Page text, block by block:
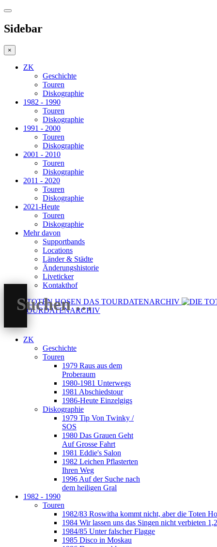
Sidebar
×
ZK
Geschichte
Touren
Diskographie
1982 - 1990
Touren
Diskographie
1991 - 2000
Touren
Diskographie
2001 - 2010
Touren
Diskographie
2011 - 2020
Touren
Diskographie
2021-Heute
Touren
Diskographie
Mehr davon
Supportbands
Locations
Länder & Städte
Änderungshistorie
Liveticker
Kontakthof
DAS TOURDATENARCHIV
ZK
Geschichte
Touren
1979 Raus aus dem
Proberaum
1980-1981 Unterwegs
1981 Abschiedstour
1986-Heute Einzelgigs
Diskographie
1979 Tip Von Twinky /
SOS
1980 Das Grauen Geht
Auf Grosse Fahrt
1981 Eddie's Salon
1982 Leichen Pflasterten
Ihren Weg
1996 Auf der Suche nach
dem heiligen Gral
1982 - 1990
Touren
1982/83 Roswitha kommt nicht, aber die Toten
1984 Wir lassen uns das Singen nicht verbieten
1984/85 Unter falscher Flagge
1985 Disco in Moskau